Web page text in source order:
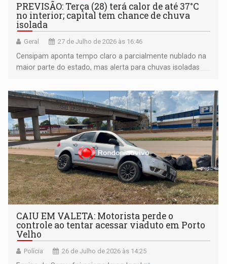
PREVISÃO: Terça (28) terá calor de até 37°C
no interior; capital tem chance de chuva
isolada
Geral 27 de Julho de 2026 às 16:46
Censipam aponta tempo claro a parcialmente nublado na
maior parte do estado, mas alerta para chuvas isoladas
CAIU EM VALETA: Motorista perde o
controle ao tentar acessar viaduto em Porto
Velho
Polícia 26 de Julho de 2026 às 14:25